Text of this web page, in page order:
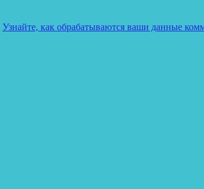
Узнайте, как обрабатываются ваши данные